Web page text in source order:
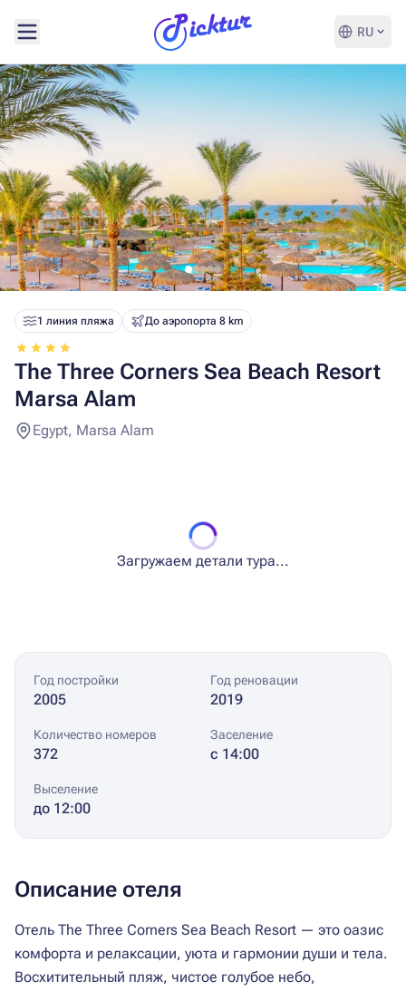
RU
1 линия пляжа До аэропорта 8 km
The Three Corners Sea Beach Resort
Marsa Alam
Egypt, Marsa Alam
Загружаем детали тура...
Год постройки
2005
Год реновации
2019
Количество номеров
372
Заселение
с 14:00
Выселение
до 12:00
Описание отеля
Отель The Three Corners Sea Beach Resort — это оазис
комфорта и релаксации, уюта и гармонии души и тела.
Восхитительный пляж, чистое голубое небо,